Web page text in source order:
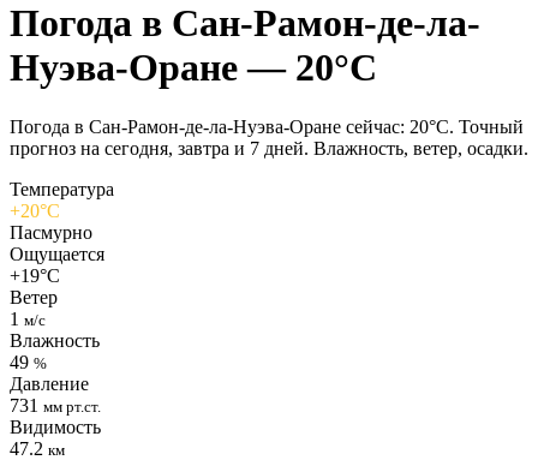
Погода в Сан-Рамон-де-ла-
Нуэва-Оране — 20°C
Погода в Сан-Рамон-де-ла-Нуэва-Оране сейчас: 20°C. Точный
прогноз на сегодня, завтра и 7 дней. Влажность, ветер, осадки.
Температура
+20°C
Пасмурно
Ощущается
+19°C
Ветер
1 м/с
Влажность
49 %
Давление
731 мм рт.ст.
Видимость
47.2 км